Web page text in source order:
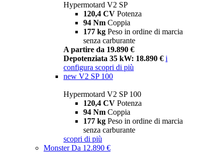
Hypermotard V2 SP
120,4 CV Potenza
94 Nm Coppia
177 kg Peso in ordine di marcia
senza carburante
A partire da 19.890 €
Depotenziata 35 kW: 18.890 € i
configura scopri di più
new V2 SP 100
Hypermotard V2 SP 100
120,4 CV Potenza
94 Nm Coppia
177 kg Peso in ordine di marcia
senza carburante
scopri di più
MonsterDa 12.890 €